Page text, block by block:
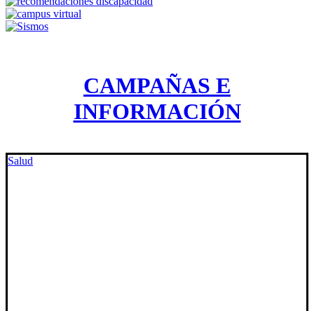
CAMPAÑAS E
INFORMACIÓN
Salud